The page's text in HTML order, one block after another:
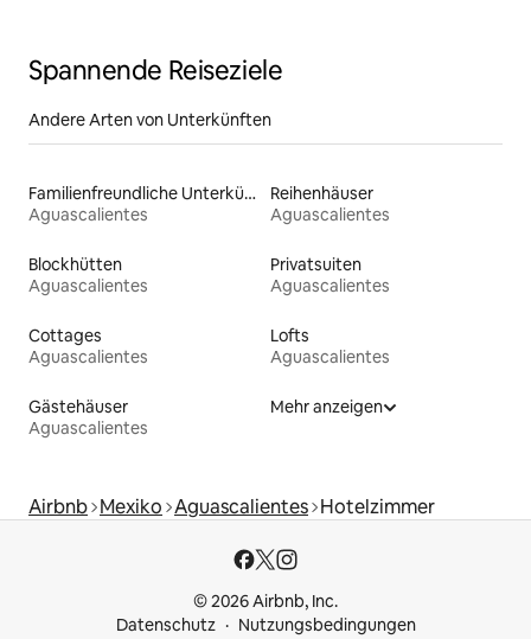
Spannende Reiseziele
Andere Arten von Unterkünften
Familienfreundliche Unterkünfte
Aguascalientes
Reihenhäuser
Aguascalientes
Blockhütten
Aguascalientes
Privatsuiten
Aguascalientes
Cottages
Aguascalientes
Lofts
Aguascalientes
Gästehäuser
Aguascalientes
Mehr anzeigen
Airbnb Mexiko Aguascalientes Hotelzimmer
© 2026 Airbnb, Inc.
Datenschutz
Nutzungsbedingungen